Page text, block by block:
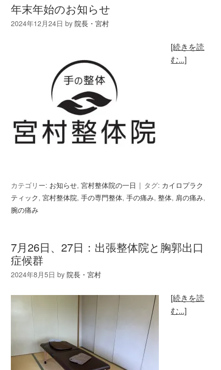
年末年始のお知らせ
2024年12月24日 by院長・宮村
[続きを読
む...]
カテゴリー: お知らせ,宮村整体院の一日 タグ: カイロプラク
ティック,宮村整体院,手の専門整体,手の痛み,整体, 肩の痛み,
腕の痛み
7月26日、27日：出張整体院と胸郭出口
症候群
2024年8月5日 by院長・宮村
[続きを読
む...]